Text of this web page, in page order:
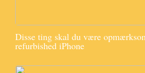
Disse ting skal du være
refurbished iPhone